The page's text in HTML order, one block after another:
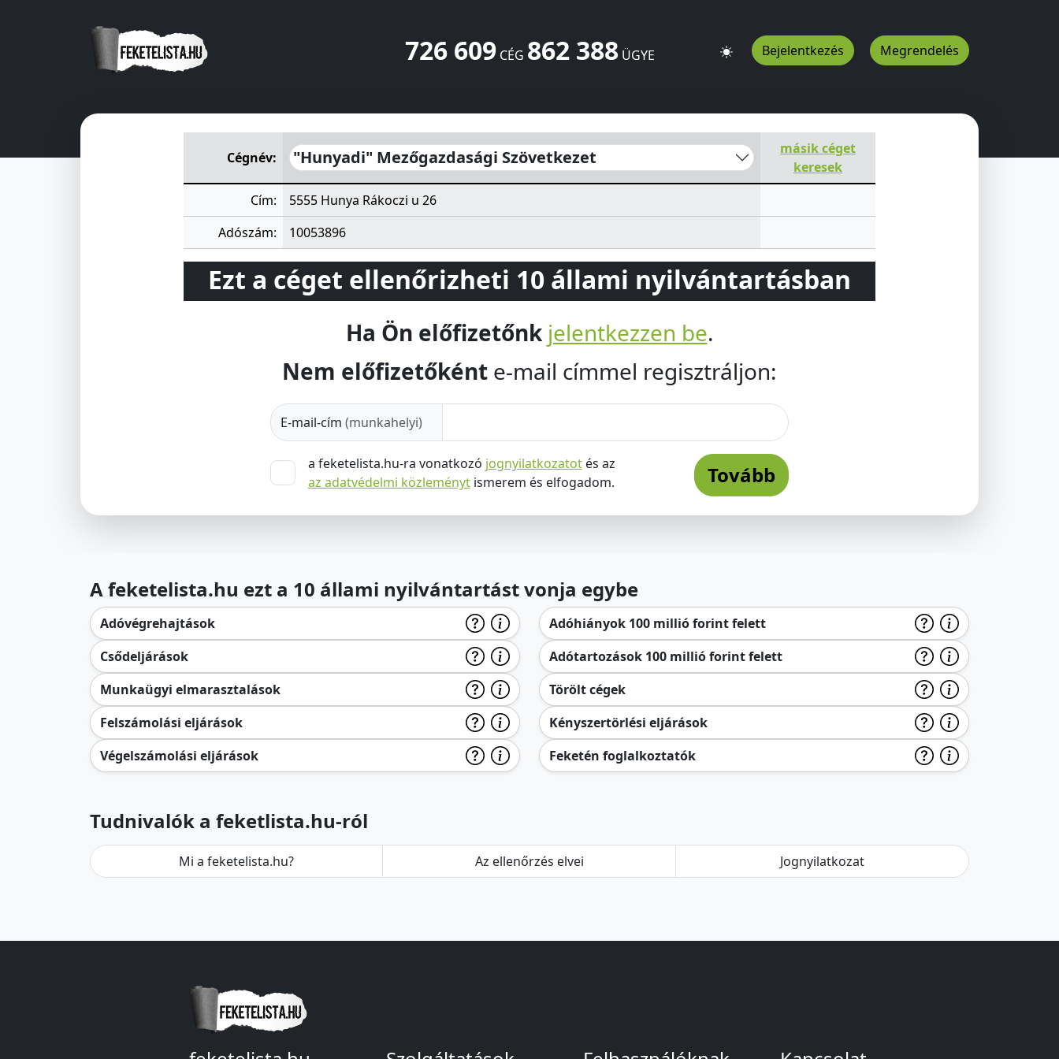
726 609CÉG 862 388ÜGYE Bejelentkezés Megrendelés
"Hunyadi" Mezőgazdasági SzövetkezetRákoczi u 26Hunya5555HU
Cégnév:
"Hunyadi" Mezőgazdasági Szövetkezet
másik céget
keresek
Cím:
5555 Hunya Rákoczi u 26
Adószám:
10053896
Ezt a céget ellenőrizheti 10 állami nyilvántartásban
Ha Ön előfizetőnk jelentkezzen be.
Nem előfizetőként e-mail címmel regisztráljon:
E-mail-cím (munkahelyi)
a feketelista.hu-ra vonatkozó jognyilatkozatotés az
az adatvédelmi közleménytismerem és elfogadom. Tovább
A feketelista.hu ezt a 10 állami nyilvántartást vonja egybe
Adóvégrehajtások
Csődeljárások
Munkaügyi elmarasztalások
Felszámolási eljárások
Végelszámolási eljárások
Adóhiányok 100 millió forint felett
Adótartozások 100 millió forint felett
Törölt cégek
Kényszertörlési eljárások
Feketén foglalkoztatók
Tudnivalók a feketlista.hu-ról
Mi a feketelista.hu? Az ellenőrzés elvei Jognyilatkozat